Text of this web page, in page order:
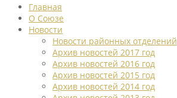
Главная
О Союзе
Новости
Новости районных отделений
Архив новостей 2017 год
Архив новостей 2016 год
Архив новостей 2015 год
Архив новостей 2014 год